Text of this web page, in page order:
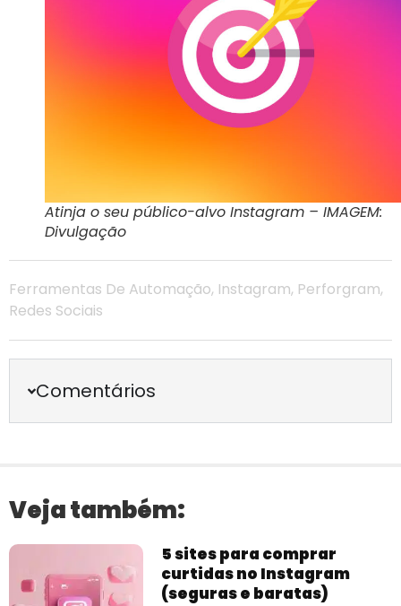
Atinja o seu público-alvo Instagram – IMAGEM:
Divulgação
Ferramentas De Automação, Instagram, Perforgram,
Redes Sociais
Comentários
Veja também:
5 sites para comprar
curtidas no Instagram
(seguras e baratas)